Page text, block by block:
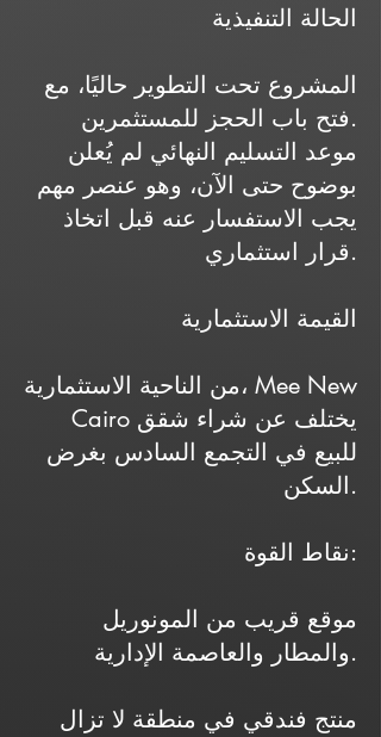
الحالة التنفيذية
المشروع تحت التطوير حاليًا، مع
فتح باب الحجز للمستثمرين.
موعد التسليم النهائي لم يُعلن
بوضوح حتى الآن، وهو عنصر مهم
يجب الاستفسار عنه قبل اتخاذ
قرار استثماري.
القيمة الاستثمارية
من الناحية الاستثمارية، Mee New
Cairo يختلف عن شراء شقق
للبيع في التجمع السادس بغرض
السكن.
نقاط القوة:
موقع قريب من المونوريل
والمطار والعاصمة الإدارية.
منتج فندقي في منطقة لا تزال